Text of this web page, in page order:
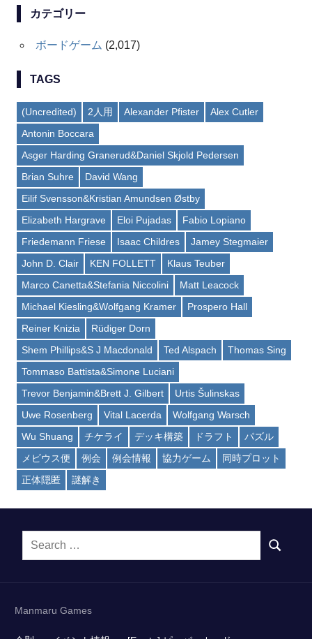
カテゴリー
ボードゲーム (2,017)
TAGS
(Uncredited) 2人用 Alexander Pfister
Alex Cutler
Antonin Boccara
Asger Harding Granerud&Daniel Skjold Pedersen
Brian Suhre
David Wang
Eilif Svensson&Kristian Amundsen Østby
Elizabeth Hargrave
Eloi Pujadas
Fabio Lopiano
Friedemann Friese
Isaac Childres
Jamey Stegmaier
John D. Clair
KEN FOLLETT
Klaus Teuber
Marco Canetta&Stefania Niccolini
Matt Leacock
Michael Kiesling&Wolfgang Kramer
Prospero Hall
Reiner Knizia
Rüdiger Dorn
Shem Phillips&S J Macdonald
Ted Alspach
Thomas Sing
Tommaso Battista&Simone Luciani
Trevor Benjamin&Brett J. Gilbert
Urtis Šulinskas
Uwe Rosenberg
Vital Lacerda
Wolfgang Warsch
Wu Shuang
チケライ デッキ構築 ドラフト
パズル
メビウス便
例会 例会情報 協力ゲーム
同時プロット
正体隠匿
謎解き
Search
SEARCH
Manmaru Games